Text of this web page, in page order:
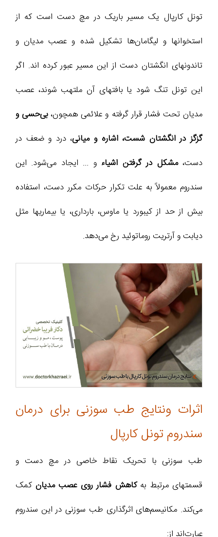
تونل کارپال یک مسیر باریک در مچ دست است که از
استخوانها و لیگامان‌ها تشکیل شده و عصب مدیان و
تاندونهای انگشتان دست از این مسیر عبور کرده اند. اگر
این تونل تنگ شود یا بافتهای آن ملتهب شوند، عصب
مدیان تحت فشار قرار گرفته و علائمی همچون،بی‌حسی و
گزگز در انگشتان شست، اشاره و میانی، درد و ضعف در
دست،مشکل در گرفتن اشیاء و ... ایجاد می‌شود. این
سندروم معمولاً به علت تکرار حرکات مکرر دست، استفاده
بیش از حد از کیبورد یا ماوس، بارداری، یا بیماریها مثل
دیابت و آرتریت روماتوئید رخ می‌دهد.
اثرات ونتایج طب سوزنی برای درمان
سندروم تونل کارپال
طب سوزنی با تحریک نقاط خاصی در مچ دست و
قسمتهای مرتبط بهکاهش فشار روی عصب مدیان کمک
می‌کند. مکانیسم‌های اثرگذاری طب سوزنی در این سندروم
عبارت‌اند از: